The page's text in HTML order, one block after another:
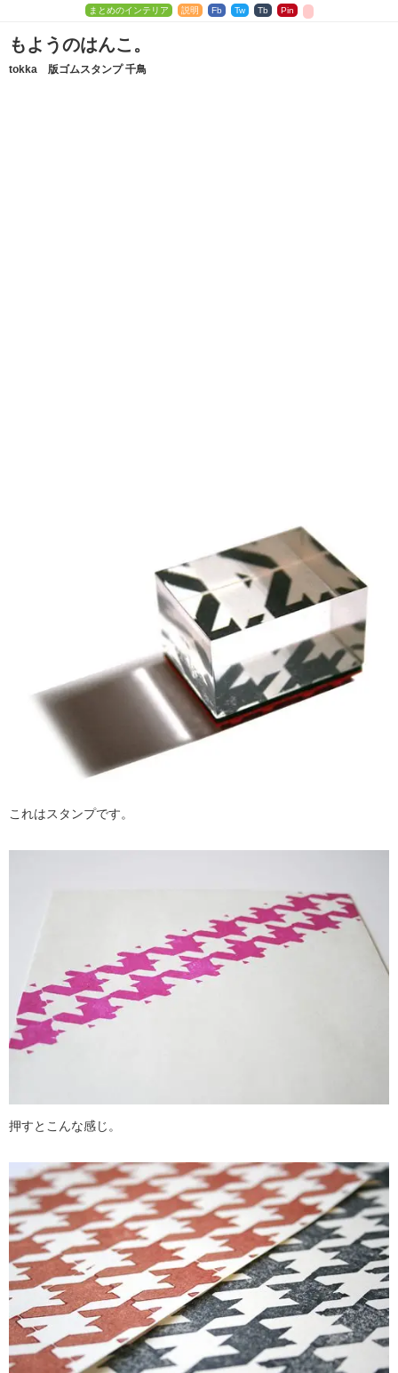
まとめのインテリア 説明 Fb Tw Tb Pin
もようのはんこ。
tokka 版ゴムスタンプ 千鳥
これはスタンプです。
押すとこんな感じ。